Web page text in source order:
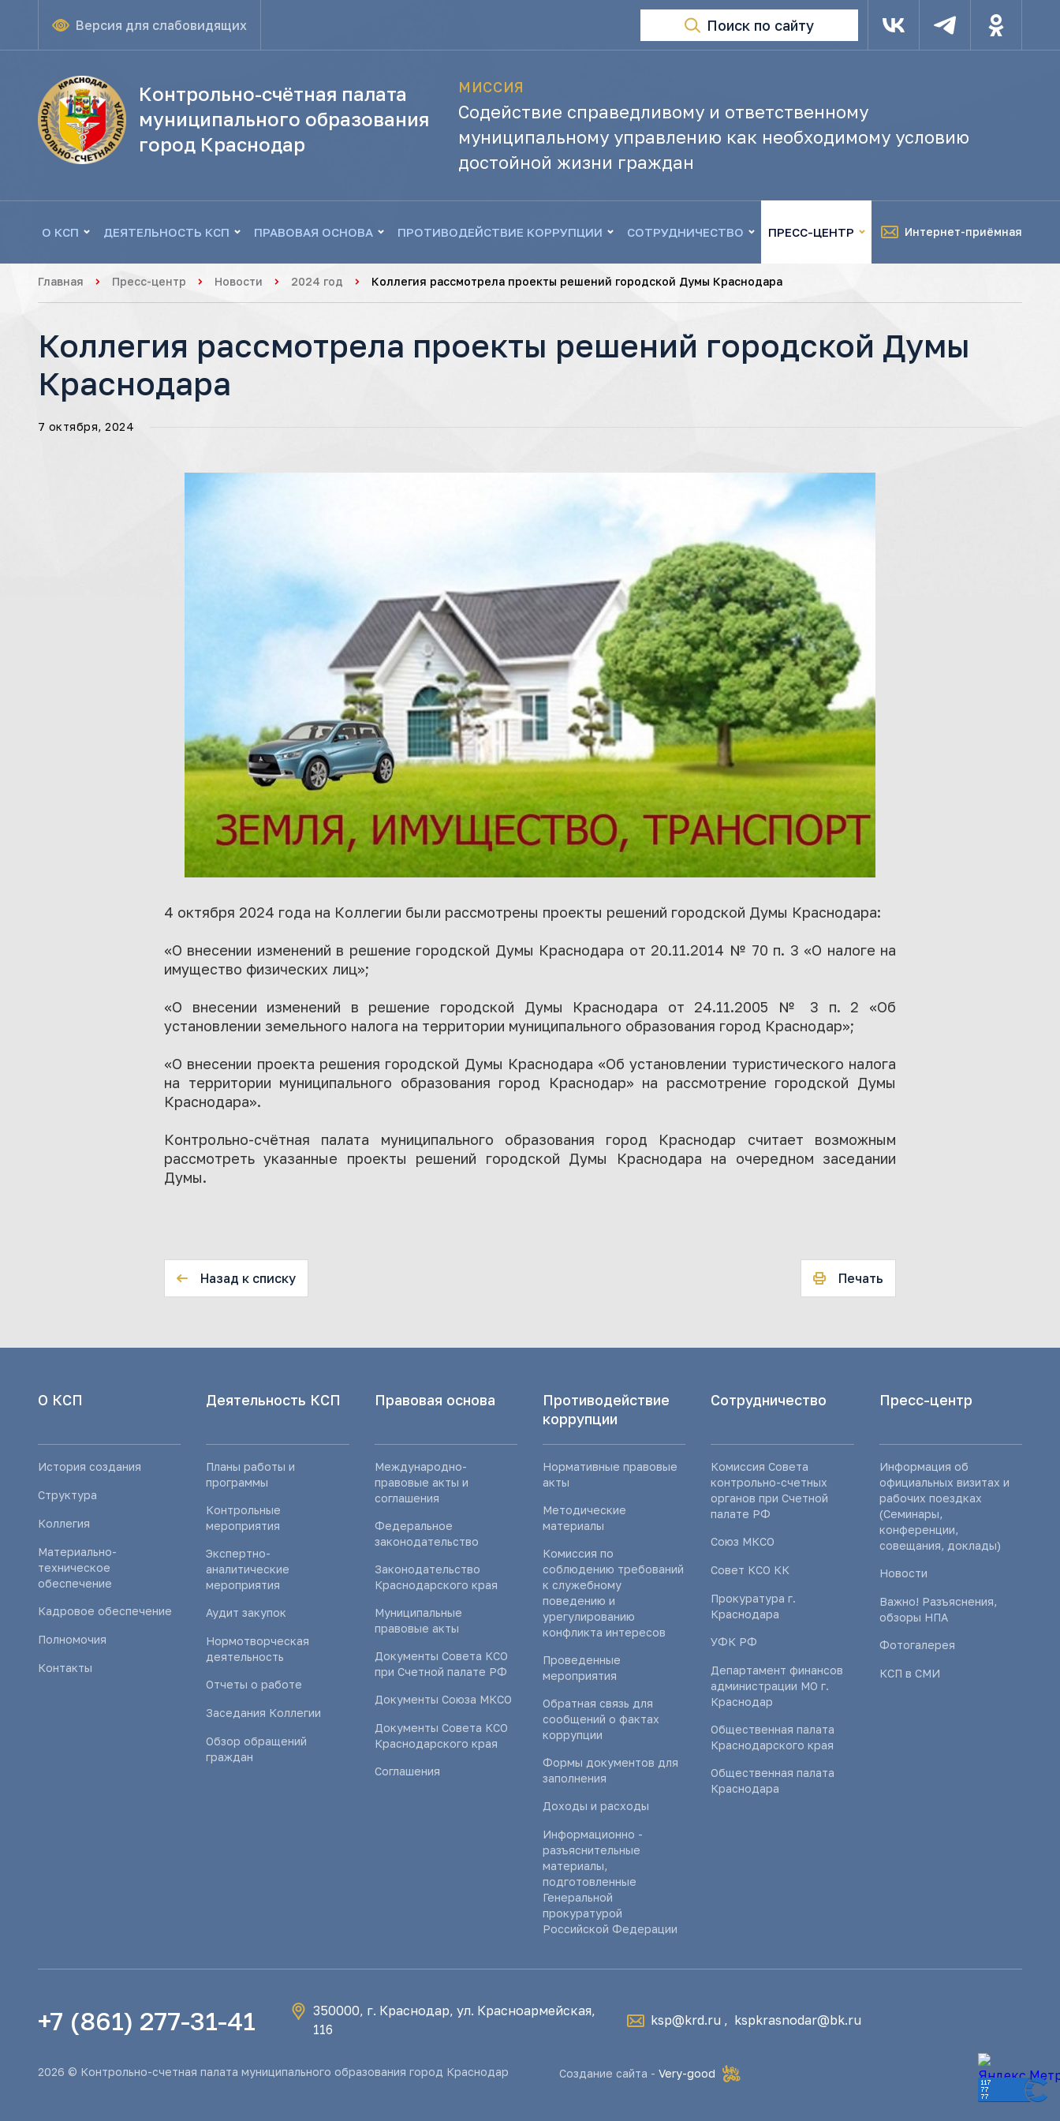
Версия для слабовидящих Поиск по сайту
Контрольно-счётная палата
муниципального образования
город Краснодар
МИССИЯ
Содействие справедливому и ответственному
муниципальному управлению как необходимому условию
достойной жизни граждан
О КСП ДЕЯТЕЛЬНОСТЬ КСП ПРАВОВАЯ ОСНОВА ПРОТИВОДЕЙСТВИЕ КОРРУПЦИИ СОТРУДНИЧЕСТВО ПРЕСС-ЦЕНТР Интернет-приёмная
Главная Пресс-центр Новости 2024 год Коллегия рассмотрела проекты решений городской Думы Краснодара
Коллегия рассмотрела проекты решений городской Думы
Краснодара
7 октября, 2024
4 октября 2024 года на Коллегии были рассмотрены проекты решений городской Думы Краснодара:
«О внесении изменений в решение городской Думы Краснодара от 20.11.2014 № 70 п. 3 «О налоге на
имущество физических лиц»;
«О внесении изменений в решение городской Думы Краснодара от 24.11.2005 № 3 п. 2 «Об
установлении земельного налога на территории муниципального образования город Краснодар»;
«О внесении проекта решения городской Думы Краснодара «Об установлении туристического налога
на территории муниципального образования город Краснодар» на рассмотрение городской Думы
Краснодара».
Контрольно-счётная палата муниципального образования город Краснодар считает возможным
рассмотреть указанные проекты решений городской Думы Краснодара на очередном заседании
Думы.
Назад к списку Печать
О КСП
История создания
Структура
Коллегия
Материально-
техническое
обеспечение
Кадровое обеспечение
Полномочия
Контакты
Деятельность КСП
Планы работы и
программы
Контрольные
мероприятия
Экспертно-
аналитические
мероприятия
Аудит закупок
Нормотворческая
деятельность
Отчеты о работе
Заседания Коллегии
Обзор обращений
граждан
Правовая основа
Международно-
правовые акты и
соглашения
Федеральное
законодательство
Законодательство
Краснодарского края
Муниципальные
правовые акты
Документы Совета КСО
при Счетной палате РФ
Документы Союза МКСО
Документы Совета КСО
Краснодарского края
Соглашения
Противодействие
коррупции
Нормативные правовые
акты
Методические
материалы
Комиссия по
соблюдению требований
к служебному
поведению и
урегулированию
конфликта интересов
Проведенные
мероприятия
Обратная связь для
сообщений о фактах
коррупции
Формы документов для
заполнения
Доходы и расходы
Информационно -
разъяснительные
материалы,
подготовленные
Генеральной
прокуратурой
Российской Федерации
Сотрудничество
Комиссия Совета
контрольно-счетных
органов при Счетной
палате РФ
Союз МКСО
Совет КСО КК
Прокуратура г.
Краснодара
УФК РФ
Департамент финансов
администрации МО г.
Краснодар
Общественная палата
Краснодарского края
Общественная палата
Краснодара
Пресс-центр
Информация об
официальных визитах и
рабочих поездках
(Семинары,
конференции,
совещания, доклады)
Новости
Важно! Разъяснения,
обзоры НПА
Фотогалерея
КСП в СМИ
+7 (861) 277-31-41
350000, г. Краснодар, ул. Красноармейская,
116
ksp@krd.ru , kspkrasnodar@bk.ru
2026 © Контрольно-счетная палата муниципального образования город Краснодар Создание сайта - Very-good